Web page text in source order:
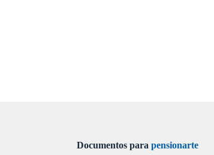
Documentos para pensionarte